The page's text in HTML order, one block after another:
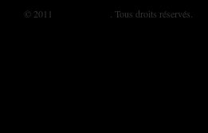
© 2011 . Tous droits réservés.